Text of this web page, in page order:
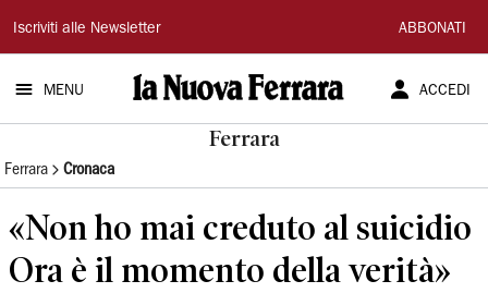
La
Nuova
Ferrara
Iscriviti alle Newsletter ABBONATI
MENU ACCEDI
Ferrara
Ferrara Cronaca
«Non ho mai creduto al suicidio
Ora è il momento della verità»